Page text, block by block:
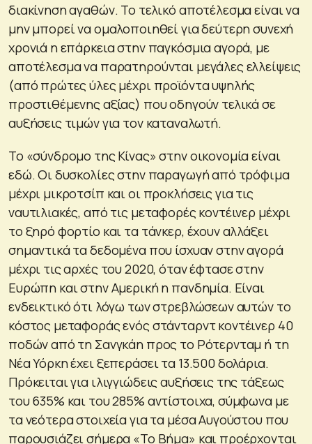
διακίνηση αγαθών. Το τελικό αποτέλεσμα είναι να
μην μπορεί να ομαλοποιηθεί για δεύτερη συνεχή
χρονιά η επάρκεια στην παγκόσμια αγορά, με
αποτέλεσμα να παρατηρούνται μεγάλες ελλείψεις
(από πρώτες ύλες μέχρι προϊόντα υψηλής
προστιθέμενης αξίας) που οδηγούν τελικά σε
αυξήσεις τιμών για τον καταναλωτή.
Το «σύνδρομο της Κίνας» στην οικονομία είναι
εδώ. Οι δυσκολίες στην παραγωγή από τρόφιμα
μέχρι μικροτσίπ και οι προκλήσεις για τις
ναυτιλιακές, από τις μεταφορές κοντέινερ μέχρι
το ξηρό φορτίο και τα τάνκερ, έχουν αλλάξει
σημαντικά τα δεδομένα που ίσχυαν στην αγορά
μέχρι τις αρχές του 2020, όταν έφτασε στην
Ευρώπη και στην Αμερική η πανδημία. Είναι
ενδεικτικό ότι λόγω των στρεβλώσεων αυτών το
κόστος μεταφοράς ενός στάνταρντ κοντέινερ 40
ποδών από τη Σανγκάη προς το Ρότερνταμ ή τη
Νέα Υόρκη έχει ξεπεράσει τα 13.500 δολάρια.
Πρόκειται για ιλιγγιώδεις αυξήσεις της τάξεως
του 635% και του 285% αντίστοιχα, σύμφωνα με
τα νεότερα στοιχεία για τα μέσα Αυγούστου που
παρουσιάζει σήμερα «Το Βήμα» και προέρχονται